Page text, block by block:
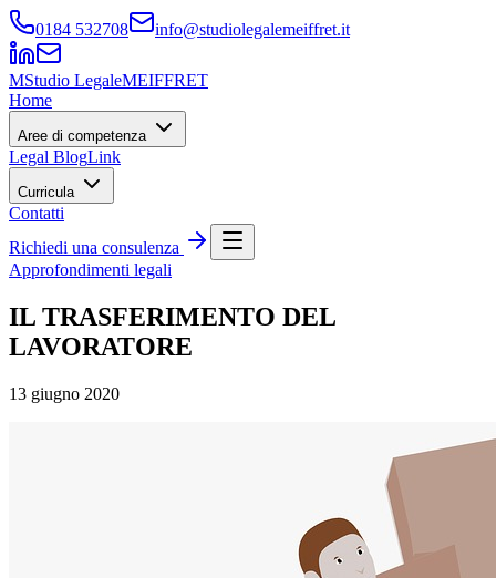
0184 532708 info@studiolegalemeiffret.it
MStudio LegaleMEIFFRET
Home
Aree di competenza
Legal BlogLink
Curricula
Contatti
Richiedi una consulenza
Approfondimenti legali
IL TRASFERIMENTO DEL
LAVORATORE
13 giugno 2020